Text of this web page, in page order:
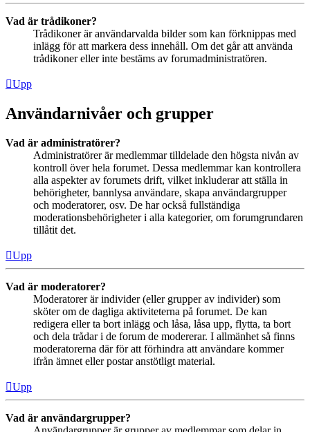
Vad är trådikoner?
Trådikoner är användarvalda bilder som kan förknippas med
inlägg för att markera dess innehåll. Om det går att använda
trådikoner eller inte bestäms av forumadministratören.
Upp
Användarnivåer och grupper
Vad är administratörer?
Administratörer är medlemmar tilldelade den högsta nivån av
kontroll över hela forumet. Dessa medlemmar kan kontrollera
alla aspekter av forumets drift, vilket inkluderar att ställa in
behörigheter, bannlysa användare, skapa användargrupper
och moderatorer, osv. De har också fullständiga
moderationsbehörigheter i alla kategorier, om forumgrundaren
tillåtit det.
Upp
Vad är moderatorer?
Moderatorer är individer (eller grupper av individer) som
sköter om de dagliga aktiviteterna på forumet. De kan
redigera eller ta bort inlägg och låsa, låsa upp, flytta, ta bort
och dela trådar i de forum de modererar. I allmänhet så finns
moderatorerna där för att förhindra att användare kommer
ifrån ämnet eller postar anstötligt material.
Upp
Vad är användargrupper?